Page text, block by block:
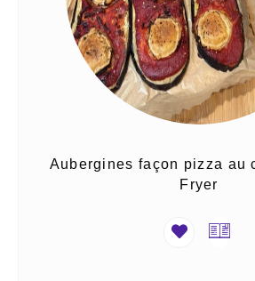
Aubergines façon pizza au
Fryer